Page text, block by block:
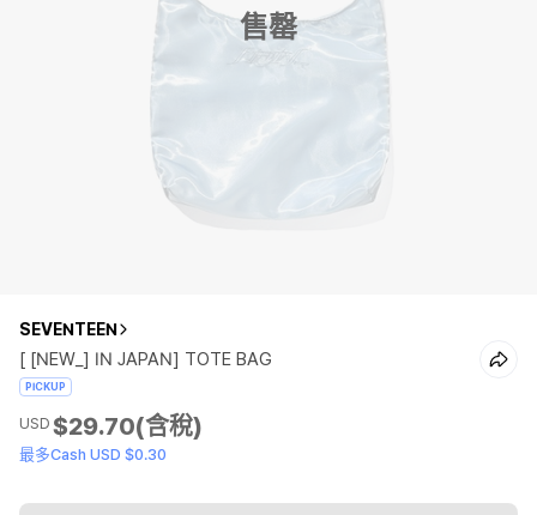
售罄
SEVENTEEN
[ [NEW_] IN JAPAN] TOTE BAG
PICKUP
USD $29.70(含稅)
最多Cash USD $0.30